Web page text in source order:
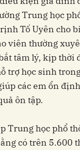
Trung học
Tố Uyên cho
viên thường
tâm lý, kịp thời
trợ học sinh
các em ổn
ôn tập.
Trung học phổ
có trên 5.600